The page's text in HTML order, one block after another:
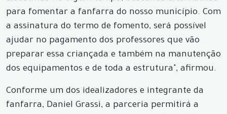
para fomentar a fanfarra do nosso município. Com
a assinatura do termo de fomento, será possível
ajudar no pagamento dos professores que vão
preparar essa criançada e também na manutenção
dos equipamentos e de toda a estrutura", afirmou.
Conforme um dos idealizadores e integrante da
fanfarra, Daniel Grassi, a parceria permitirá a